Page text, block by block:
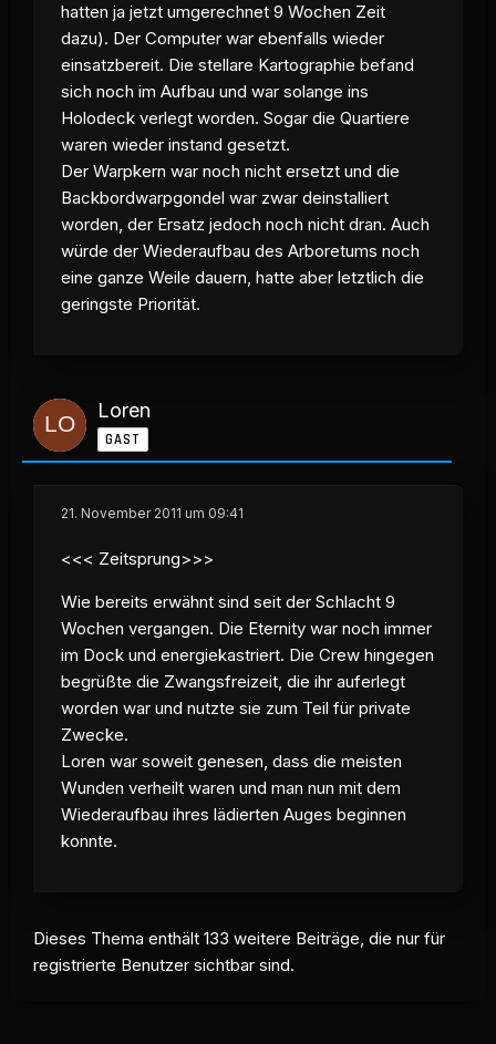
hatten ja jetzt umgerechnet 9 Wochen Zeit
dazu). Der Computer war ebenfalls wieder
einsatzbereit. Die stellare Kartographie befand
sich noch im Aufbau und war solange ins
Holodeck verlegt worden. Sogar die Quartiere
waren wieder instand gesetzt.
Der Warpkern war noch nicht ersetzt und die
Backbordwarpgondel war zwar deinstalliert
worden, der Ersatz jedoch noch nicht dran. Auch
würde der Wiederaufbau des Arboretums noch
eine ganze Weile dauern, hatte aber letztlich die
geringste Priorität.
Loren
GAST
21. November 2011 um 09:41
<<< Zeitsprung>>>
Wie bereits erwähnt sind seit der Schlacht 9
Wochen vergangen. Die Eternity war noch immer
im Dock und energiekastriert. Die Crew hingegen
begrüßte die Zwangsfreizeit, die ihr auferlegt
worden war und nutzte sie zum Teil für private
Zwecke.
Loren war soweit genesen, dass die meisten
Wunden verheilt waren und man nun mit dem
Wiederaufbau ihres lädierten Auges beginnen
konnte.
Dieses Thema enthält 133 weitere Beiträge, die nur für
registrierte Benutzer sichtbar sind.